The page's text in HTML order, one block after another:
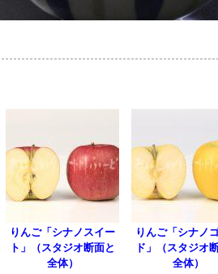
りんご「シナノスイー
ト」（スタジオ断面と
全体）
りんご「シナノ
ド」（スタジオ
全体）